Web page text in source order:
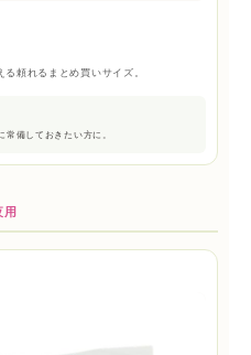
頼れるまとめ買いサイズ。
常備しておきたい方に。
用